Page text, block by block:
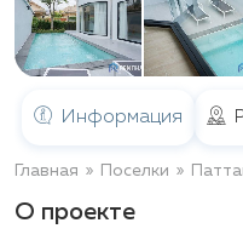
Информация
Главная Поселки
О проекте